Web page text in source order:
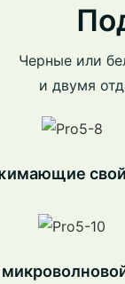
Черные или
и двумя